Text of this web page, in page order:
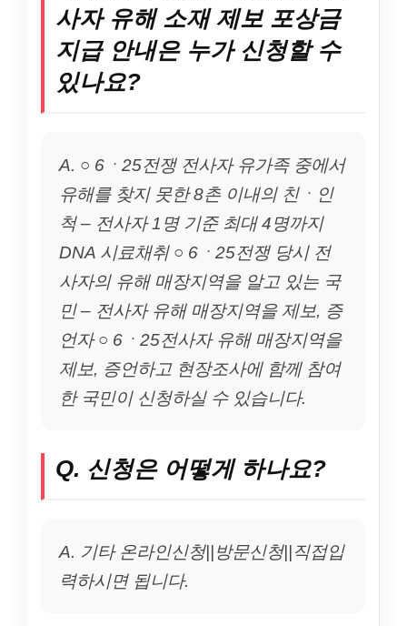
사자 유해 소재 제보 포상금
지급 안내은 누가 신청할 수
있나요?
A. ○ 6ㆍ25전쟁 전사자 유가족 중에서
유해를 찾지 못한 8촌 이내의 친ㆍ인
척 – 전사자 1명 기준 최대 4명까지
DNA 시료채취 ○ 6ㆍ25전쟁 당시 전
사자의 유해 매장지역을 알고 있는 국
민 – 전사자 유해 매장지역을 제보, 증
언자 ○ 6ㆍ25전사자 유해 매장지역을
제보, 증언하고 현장조사에 함께 참여
한 국민이 신청하실 수 있습니다.
Q. 신청은 어떻게 하나요?
A. 기타 온라인신청||방문신청||직접입
력하시면 됩니다.